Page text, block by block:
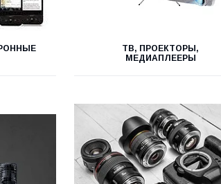
ТВ, ПРОЕКТОРЫ,
МЕДИАПЛЕЕРЫ